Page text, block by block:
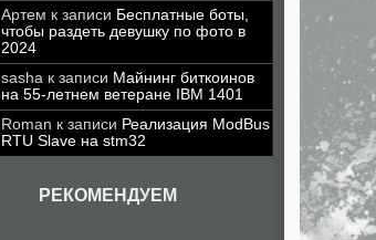
Артем к записи Бесплатные боты,
чтобы раздеть девушку по фото в
2024
sasha к записи Майнинг биткоинов
на 55-летнем ветеране IBM 1401
Roman к записи Реализация ModBus
RTU Slave на stm32
РЕКОМЕНДУЕМ